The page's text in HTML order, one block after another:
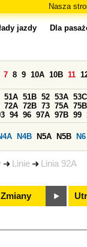
Nasza
Linie Linia 92A
jazdy Dla
7 8 9 10A 10B 11
51A 51B 52 53A 53C
72A 72B 73 75A 75B
94 96 97A 97B 99
N4B N5A N5B N6
Zmiany